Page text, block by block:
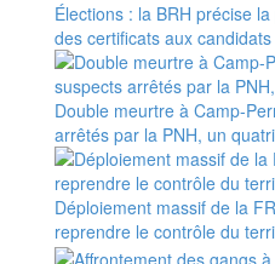
Élections : la BRH précise
des certificats aux candidats
Double meurtre à Camp-
arrêtés par la PNH, un
Déploiement massif de la
reprendre le contrôle du